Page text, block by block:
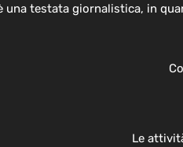
una testata giornalistica, in
Le